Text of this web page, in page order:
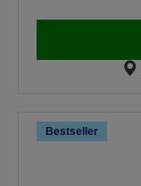
Bestseller